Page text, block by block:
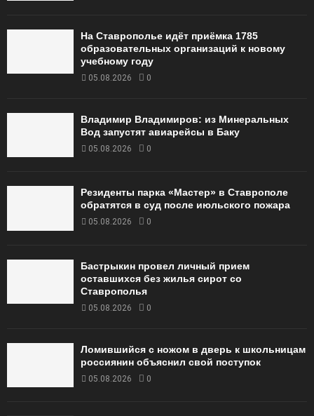
На Ставрополье идёт приёмка 1785
образовательных организаций к новому
учебному году
05.08.2026 0
Владимир Владимиров: из Минеральных
Вод запустят авиарейсы в Баку
05.08.2026 0
Резиденты парка «Мастер» в Ставрополе
обратятся в суд после июльского пожара
05.08.2026 0
Бастрыкин провел личный прием
оставшихся без жилья сирот со
Ставрополья
05.08.2026 0
Ломившийся с ножом в дверь к школьницам
россиянин объяснил свой поступок
05.08.2026 0